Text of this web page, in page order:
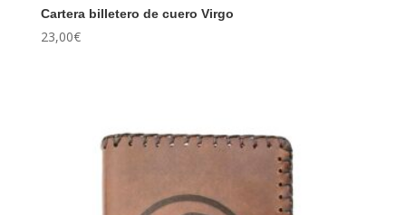
Cartera billetero de cuero Virgo
23,00€